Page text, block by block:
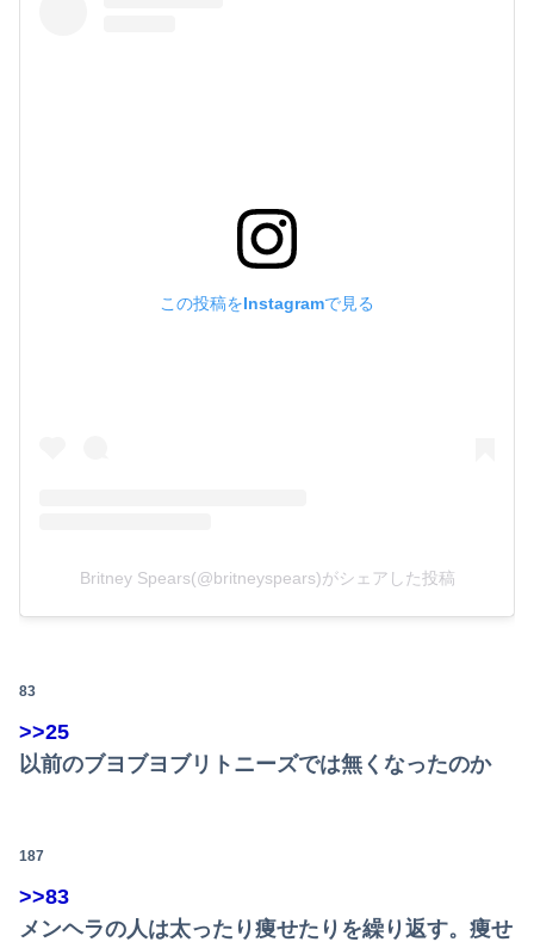
この投稿をInstagramで見る
Britney Spears(@britneyspears)がシェアした投稿
83
>>25
以前のブヨブヨブリトニーズでは無くなったのか
187
>>83
メンヘラの人は太ったり痩せたりを繰り返す。痩せ